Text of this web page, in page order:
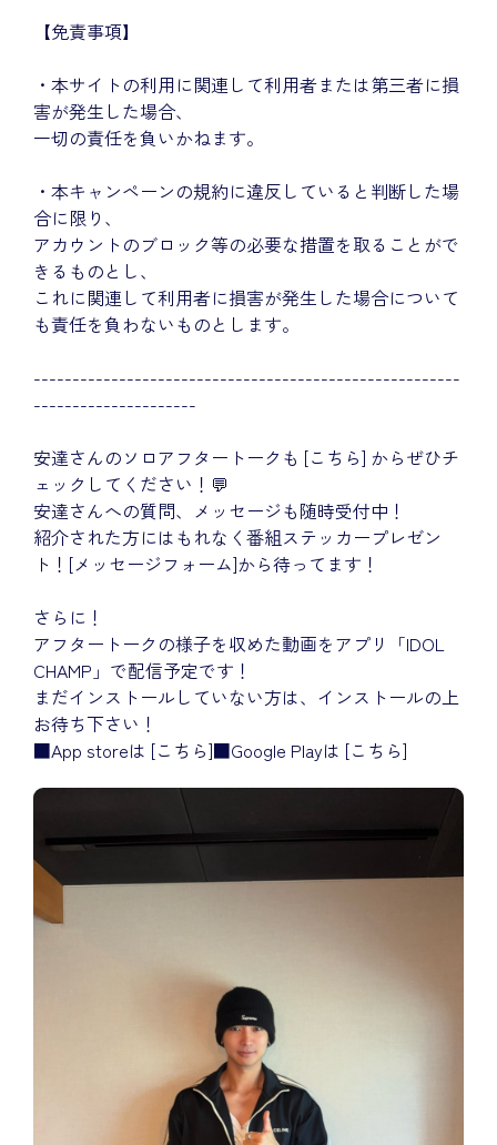
【免責事項】
・本サイトの利用に関連して利用者または第三者に損
害が発生した場合、
一切の責任を負いかねます。
・本キャンペーンの規約に違反していると判断した場
合に限り、
アカウントのブロック等の必要な措置を取ることがで
きるものとし、
これに関連して利用者に損害が発生した場合について
も責任を負わないものとします。
-------------------------------------------------------
---------------------
安達さんのソロアフタートークも [こちら] からぜひチ
ェックしてください！💬
安達さんへの質問、メッセージも随時受付中！
紹介された方にはもれなく番組ステッカープレゼン
ト！ [メッセージフォーム]から待ってます！
さらに！
アフタートークの様子を収めた動画をアプリ「IDOL
CHAMP」で配信予定です！
まだインストールしていない方は、インストールの上
お待ち下さい！
■App storeは [こちら]■Google Playは [こちら]